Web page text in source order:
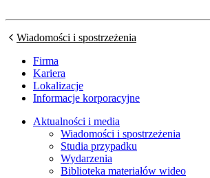
Wiadomości i spostrzeżenia
Firma
Kariera
Lokalizacje
Informacje korporacyjne
Aktualności i media
Wiadomości i spostrzeżenia
Studia przypadku
Wydarzenia
Biblioteka materiałów wideo